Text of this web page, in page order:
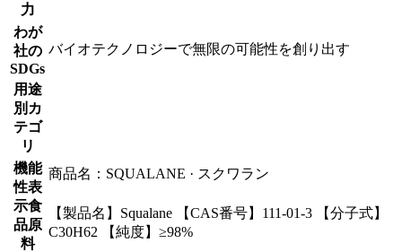
力
わが
社の
SDGs
バイオテクノロジーで無限の可能性を創り出す
用途
別カ
テゴ
リ
機能
性表
示食
品原
料
商品名：SQUALANE · スクワラン
【製品名】Squalane 【CAS番号】111-01-3 【分子式】
C30H62 【純度】≥98%